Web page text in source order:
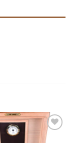
Añadir